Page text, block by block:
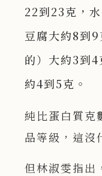
22到23克，
豆腐大約8到
的）大約3到
約4到5克。
純比蛋白質克
品等級，這沒
但林淑雯指出